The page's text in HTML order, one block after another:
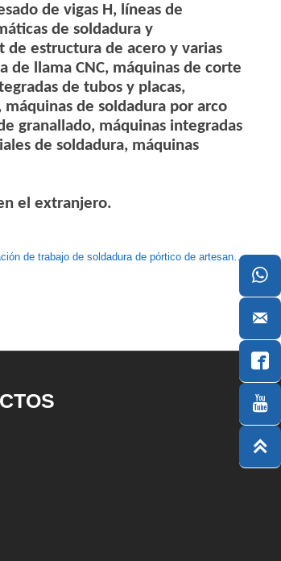
de vigas H, líneas de
de soldadura y
estructura de acero y varias
de llama CNC, máquinas de corte
de tubos y placas,
de soldadura por arco
granallado, máquinas integradas
de soldadura, máquinas
el extranjero.
de trabajo de soldadura de pórtico de artesano inteligente | Zhouxiang




